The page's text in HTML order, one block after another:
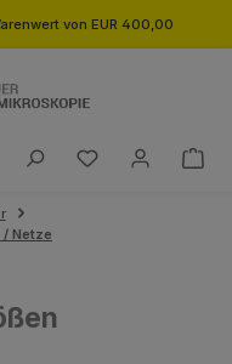
von EUR 400,00
Du hast 0
Netze